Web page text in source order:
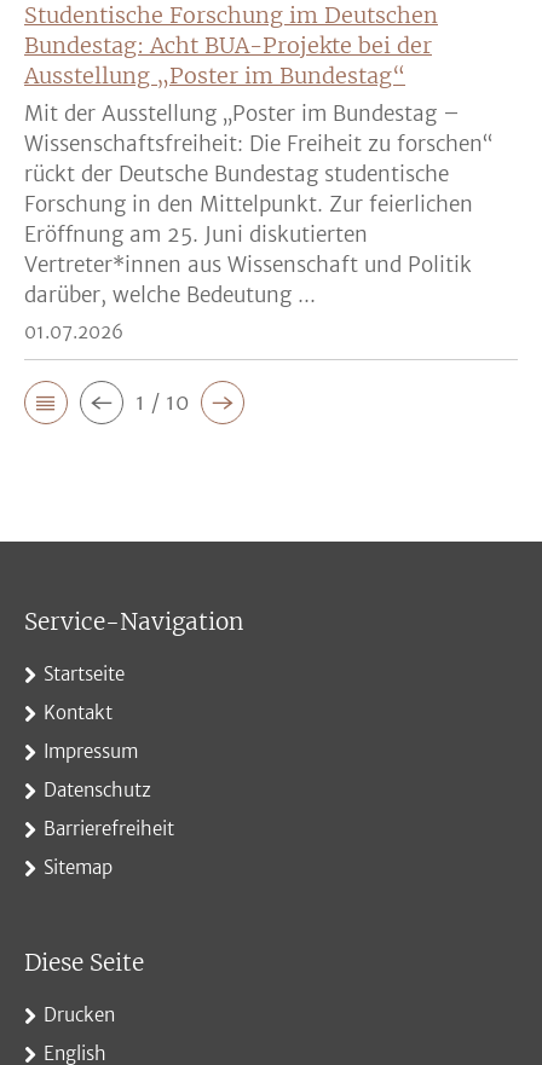
Studentische Forschung im Deutschen
Bundestag: Acht BUA-Projekte bei der
Ausstellung „Poster im Bundestag“
Mit der Ausstellung „Poster im Bundestag –
Wissenschaftsfreiheit: Die Freiheit zu forschen“
rückt der Deutsche Bundestag studentische
Forschung in den Mittelpunkt. Zur feierlichen
Eröffnung am 25. Juni diskutierten
Vertreter*innen aus Wissenschaft und Politik
darüber, welche Bedeutung ...
01.07.2026
1 / 10
Service-Navigation
Startseite
Kontakt
Impressum
Datenschutz
Barrierefreiheit
Sitemap
Diese Seite
Drucken
English